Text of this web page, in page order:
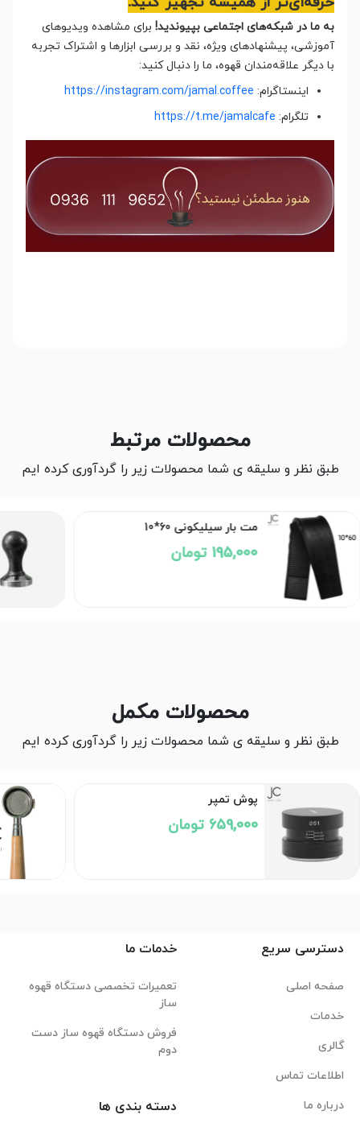
به ما در شبکه‌های اجتماعی بپیوندید! برای مشاهده ویدیوهای
آموزشی، پیشنهادهای ویژه، نقد و بررسی ابزارها و اشتراک تجربه
با دیگر علاقه‌مندان قهوه، ما را دنبال کنید:
اینستاگرام: https://instagram.com/jamal.coffee
تلگرام: https://t.me/jamalcafe
محصولات مرتبط
طبق نظر و سلیقه ی شما محصولات زیر را گردآوری کرده ایم
مت بار سیلیکونی 60*10
195,000 تومان
محصولات مکمل
طبق نظر و سلیقه ی شما محصولات زیر را گردآوری کرده ایم
پوش تمپر
659,000 تومان
دسترسی سریع
صفحه اصلی
خدمات
گالری
اطلاعات تماس
درباره ما
خدمات ما
تعمیرات تخصصی دستگاه قهوه
ساز
فروش دستگاه قهوه ساز دست
دوم
دسته بندی ها